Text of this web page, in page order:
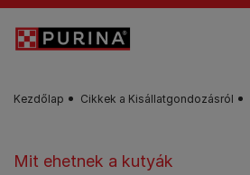
Skip to main content
Kezdőlap Cikkek a Kisállatgondozásról
Mit ehetnek a kutyák